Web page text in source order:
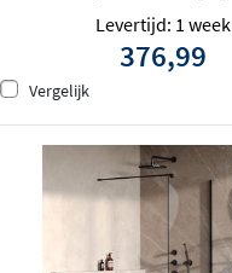
Levertijd: 1 week
376,99
Vergelijk